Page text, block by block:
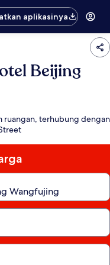
aplikasinya
Beijing
ruangan, terhubung dengan